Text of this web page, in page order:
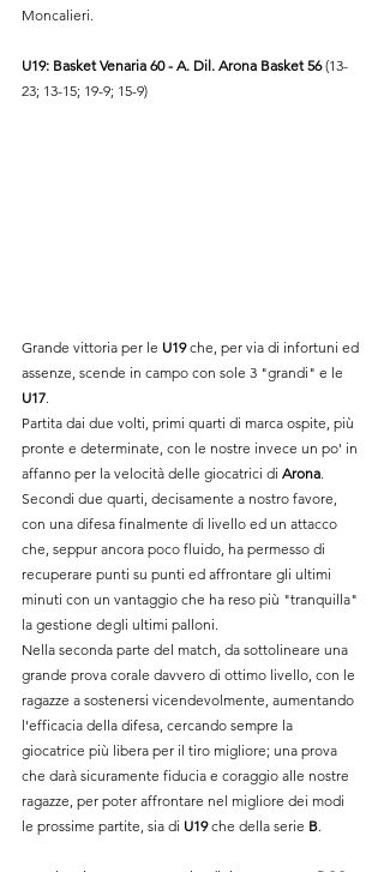
Moncalieri
U19: Basket Venaria 60 - A. Dil. Arona Basket 56 (13-
23; 13-15; 19-9; 15-9)
Grande vittoria per le U19 che, per via di infortuni ed
assenze, scende in campo con sole 3 "grandi" e le
U17.
Partita dai due volti, primi quarti di marca ospite, più
pronte e determinate, con le nostre invece un po' in
affanno per la velocità delle giocatrici di Arona.
Secondi due quarti, decisamente a nostro favore,
con una difesa finalmente di livello ed un attacco
che, seppur ancora poco fluido, ha permesso di
recuperare punti su punti ed affrontare gli ultimi
minuti con un vantaggio che ha reso più "tranquilla"
la gestione degli ultimi palloni.
Nella seconda parte del match, da sottolineare una
grande prova corale davvero di ottimo livello, con le
ragazze a sostenersi vicendevolmente, aumentando
l'efficacia della difesa, cercando sempre la
giocatrice più libera per il tiro migliore; una prova
che darà sicuramente fiducia e coraggio alle nostre
ragazze, per poter affrontare nel migliore dei modi
le prossime partite, sia di U19 che della serie B.